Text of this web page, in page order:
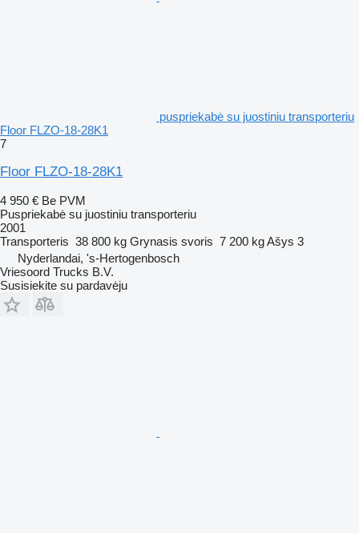
puspriekabė su juostiniu transporteriu
Floor FLZO-18-28K1
7
Floor FLZO-18-28K1
4 950 € Be PVM
Puspriekabė su juostiniu transporteriu
2001
Transporteris 38 800 kg Grynasis svoris 7 200 kgAšys 3
Nyderlandai, 's-Hertogenbosch
Vriesoord Trucks B.V.
Susisiekite su pardavėju